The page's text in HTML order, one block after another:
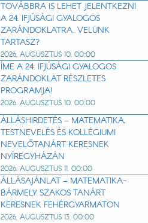
TOVÁBBRA IS LEHET JELENTKEZNI
A 24. IFJÚSÁGI GYALOGOS
ZARÁNDOKLATRA. VELÜNK
TARTASZ?
2026. AUGUSZTUS 10. 00:00
ÍME A 24. IFJÚSÁGI GYALOGOS
ZARÁNDOKLAT RÉSZLETES
PROGRAMJA!
2026. AUGUSZTUS 10. 00:00
ÁLLÁSHIRDETÉS – MATEMATIKA,
TESTNEVELÉS ÉS KOLLÉGIUMI
NEVELŐTANÁRT KERESNEK
NYÍREGYHÁZÁN
2026. AUGUSZTUS 11. 00:00
ÁLLÁSAJÁNLAT – MATEMATIKA-
BÁRMELY SZAKOS TANÁRT
KERESNEK FEHÉRGYARMATON
2026. AUGUSZTUS 13. 00:00